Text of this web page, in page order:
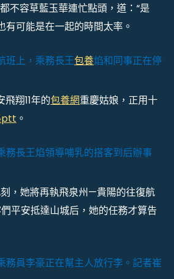
不容草藍玉華連忙點頭，道：“是
可能是在一起的時間太率。
班上，乘務長王包養焰和同事正在停
翔11年的包養網重慶姑娘，正用十
ptt 。
務長王焰領導哺乳的搭客到后辦事
，她將再執飛泉州—貴陽的往復航
平安抵達山城后，她的任務才算告
務員李豪正在幫主人放行李。記者崔